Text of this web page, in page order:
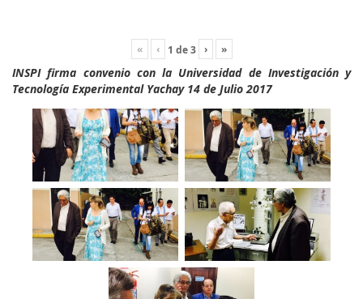
« ‹ 1 de3 › »
INSPI firma convenio con la Universidad de Investigación y
Tecnología Experimental Yachay 14 de Julio 2017